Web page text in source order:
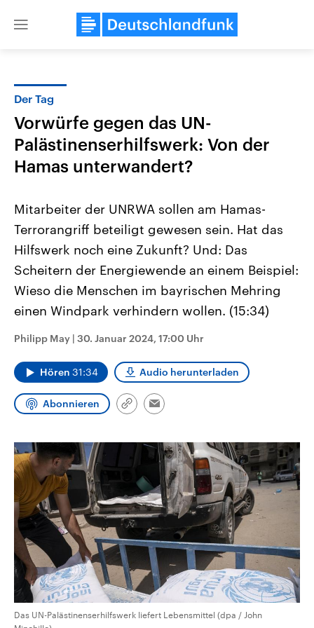
Close
USA
Aktuelle Beiträge, Analysen und
Hintergründe
Wirtschaftlich und militärisch
gehören die Vereinigten Staaten zu
den mächtigsten Ländern der Erde,
mit großem Einfluss auf das
Nahostkonflikt
Aktuelle Lage und
Der Überfall der
Terrororganisation Hamas
Oktober 2023 auf Israel
Region wieder die
Israel möchte die Hamas
Libanon vom Iran
Der Tag
Vorwürfe gegen das UN-
Palästinenserhilfswerk: Von der
Hamas unterwandert?
Mitarbeiter der UNRWA sollen am Hamas-
Terrorangriff beteiligt gewesen sein. Hat das
Hilfswerk noch eine Zukunft? Und: Das
Scheitern der Energiewende an einem Beispiel:
Wieso die Menschen im bayrischen Mehring
einen Windpark verhindern wollen. (15:34)
Philipp May | 30. Januar 2024, 17:00 Uhr
Hören 31:34 Audio herunterladen
Abonnieren
Link
Email
Das UN-Palästinenserhilfswerk liefert Lebensmittel (dpa / John